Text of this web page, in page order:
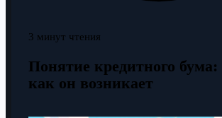
3 минут чтения
Понятие кредитного бума:
как он возникает